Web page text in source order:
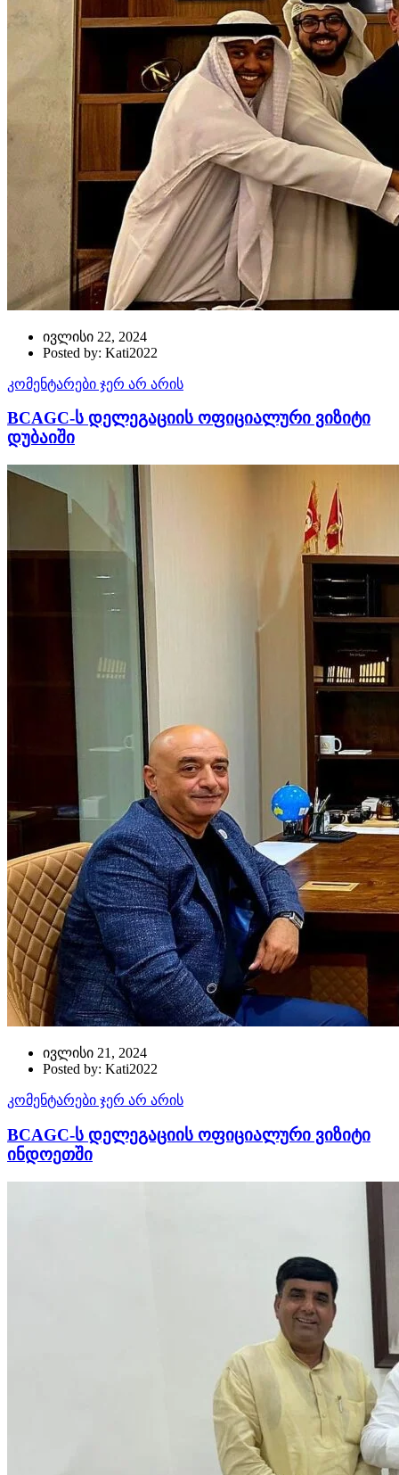
ივლისი 22, 2024
Posted by: Kati2022
კომენტარები ჯერ არ არის
BCAGC-ს დელეგაციის ოფიციალური ვიზიტი
დუბაიში
ივლისი 21, 2024
Posted by: Kati2022
კომენტარები ჯერ არ არის
BCAGC-ს დელეგაციის ოფიციალური ვიზიტი
ინდოეთში